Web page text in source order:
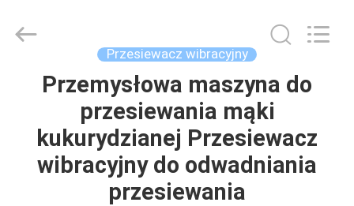
DOM
PRODUKTY
Przesiewacz wibracyjny
Przemysłowa maszyna do
przesiewania mąki
kukurydzianej Przesiewacz
wibracyjny do odwadniania
przesiewania